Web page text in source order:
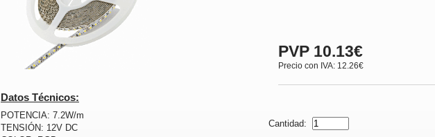
PVP 10.13€
Precio con IVA: 12.26€
Datos Técnicos:
POTENCIA: 7.2W/m
TENSIÓN: 12V DC
Cantidad: